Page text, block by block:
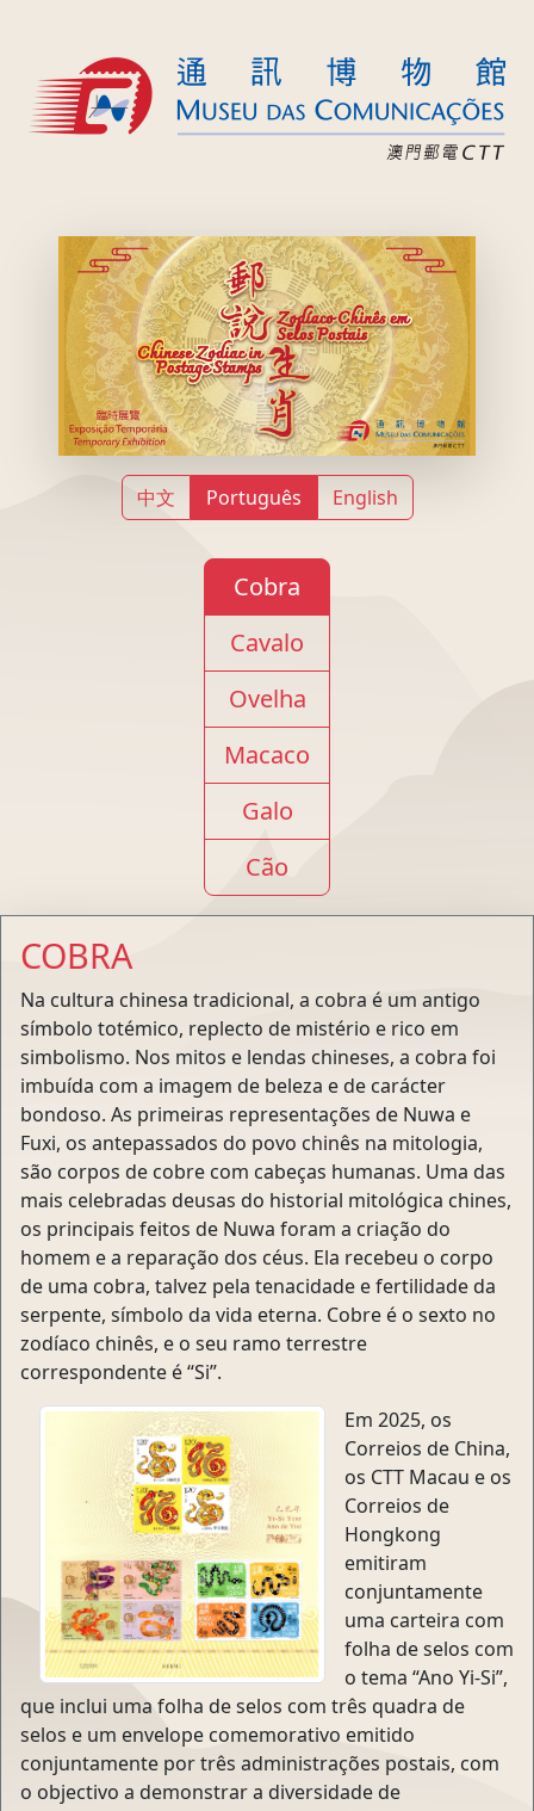
中文 Português English
Cobra
Cavalo
Ovelha
Macaco
Galo
Cão
COBRA
Na cultura chinesa tradicional, a cobra é um antigo
símbolo totémico, replecto de mistério e rico em
simbolismo. Nos mitos e lendas chineses, a cobra foi
imbuída com a imagem de beleza e de carácter
bondoso. As primeiras representações de Nuwa e
Fuxi, os antepassados do povo chinês na mitologia,
são corpos de cobre com cabeças humanas. Uma das
mais celebradas deusas do historial mitológica chines,
os principais feitos de Nuwa foram a criação do
homem e a reparação dos céus. Ela recebeu o corpo
de uma cobra, talvez pela tenacidade e fertilidade da
serpente, símbolo da vida eterna. Cobre é o sexto no
zodíaco chinês, e o seu ramo terrestre
correspondente é “Si”.
Em 2025, os
Correios de China,
os CTT Macau e os
Correios de
Hongkong
emitiram
conjuntamente
uma carteira com
folha de selos com
o tema “Ano Yi-Si”,
que inclui uma folha de selos com três quadra de
selos e um envelope comemorativo emitido
conjuntamente por três administrações postais, com
o objectivo a demonstrar a diversidade de